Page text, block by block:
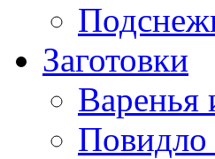
Заготовки
Повидло